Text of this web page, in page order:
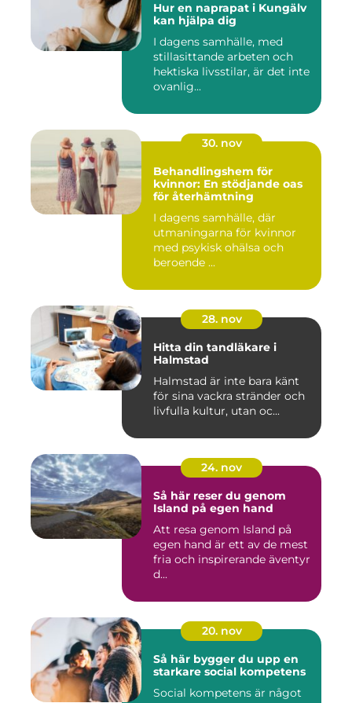
Hur en naprapat i Kungälv
kan hjälpa dig
I dagens samhälle, med
stillasittande arbeten och
hektiska livsstilar, är det inte
ovanlig...
30. nov
Behandlingshem för
kvinnor: En stödjande oas
för återhämtning
I dagens samhälle, där
utmaningarna för kvinnor
med psykisk ohälsa och
beroende ...
28. nov
Hitta din tandläkare i
Halmstad
Halmstad är inte bara känt
för sina vackra stränder och
livfulla kultur, utan oc...
24. nov
Så här reser du genom
Island på egen hand
Att resa genom Island på
egen hand är ett av de mest
fria och inspirerande äventyr
d...
20. nov
Så här bygger du upp en
starkare social kompetens
Social kompetens är något